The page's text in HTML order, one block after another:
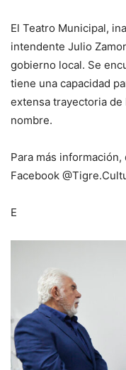
El Teatro Municipal,
intendente Julio
gobierno local. Se
tiene una capacidad
extensa trayectoria de
nombre.
Para más
Facebook
E